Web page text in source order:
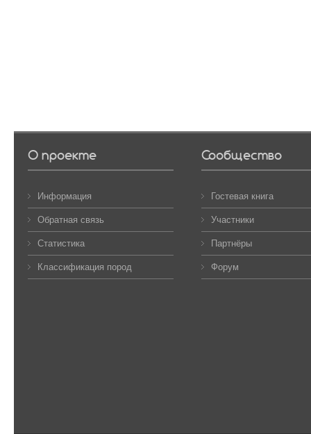
О проекте
Информация
Обратная связь
Статистика
Классификация пород
Сообщество
Гостевая книга
Участники
Партнёры
Форум